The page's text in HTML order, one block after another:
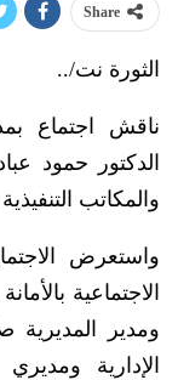
Share
الثورة نت/..
ناقش اجتماع
الدكتور حمود
والمكاتب
واستعرض
الاجتماعية
ومدير المديرية
الإدارية